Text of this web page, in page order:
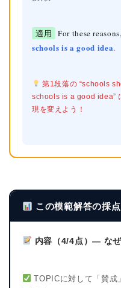
適用 For these
schools is a good idea.
第1段落の “schools
schools is a good idea”
現を変えよう！
この模範解答の採
内容（4/4点）— なぜ
TOPICに対して「賛成